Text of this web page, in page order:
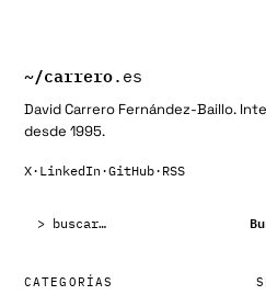
~/carrero.es
David Carrero Fernández-Baillo.
desde 1995.
X· LinkedIn·GitHub· RSS
CATEGORÍAS